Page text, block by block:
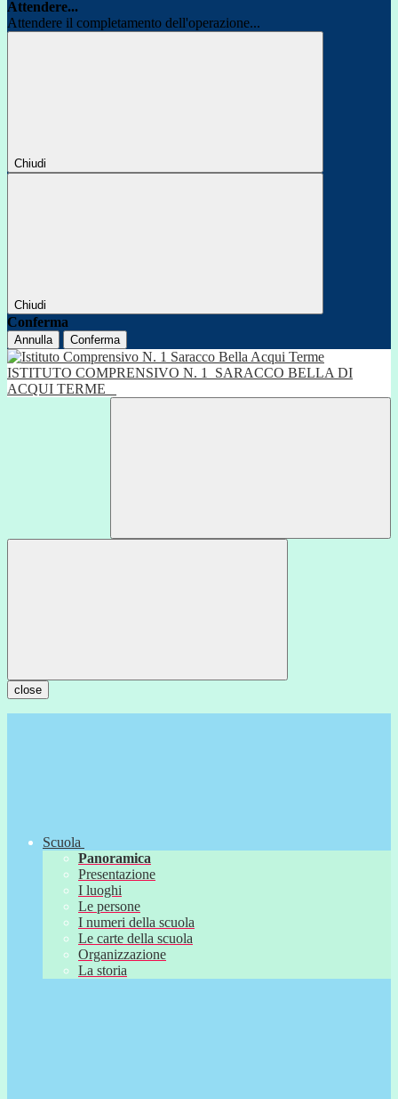
Attendere...
Attendere il completamento dell'operazione...
Chiudi
Chiudi
Conferma
Annulla Conferma
ISTITUTO COMPRENSIVO N. 1
SARACCO BELLA DI
ACQUI TERME
close
Scuola
Panoramica
Presentazione
I luoghi
Le persone
I numeri della scuola
Le carte della scuola
Organizzazione
La storia